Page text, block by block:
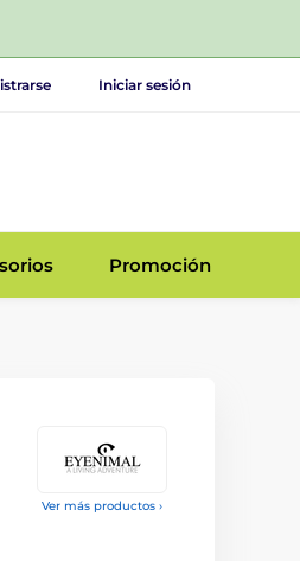
Iniciar sesión
Promoción
Ver más productos ›